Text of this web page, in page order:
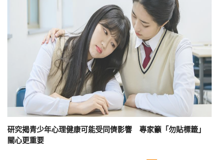
研究揭青少年心理健康可能受同儕影響 專家籲「勿貼標籤」
關心更重要